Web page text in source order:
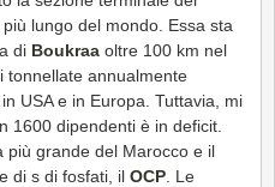
lungo del mondo. Essa sta
di Boukraa oltre 100 km nel
tonnellate annualmente
USA e in Europa. Tuttavia, mi
1600 dipendenti è in deficit.
più grande del Marocco e il
di s di fosfati, il OCP . Le